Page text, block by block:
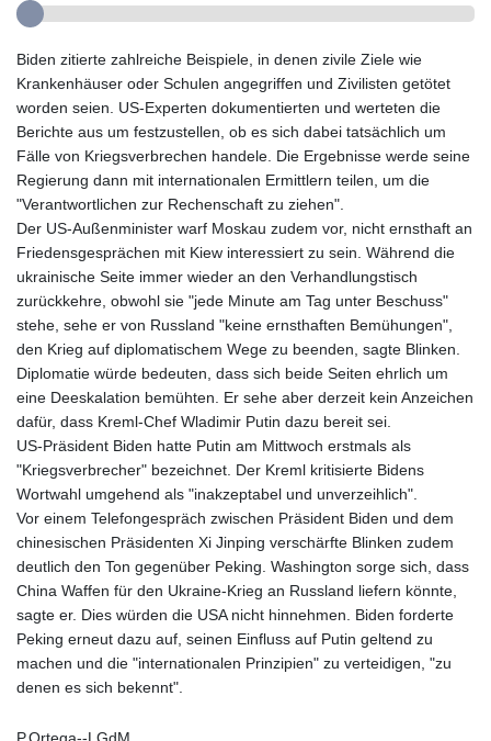
Biden zitierte zahlreiche Beispiele, in denen zivile Ziele wie
Krankenhäuser oder Schulen angegriffen und Zivilisten getötet
worden seien. US-Experten dokumentierten und werteten die
Berichte aus um festzustellen, ob es sich dabei tatsächlich um
Fälle von Kriegsverbrechen handele. Die Ergebnisse werde seine
Regierung dann mit internationalen Ermittlern teilen, um die
"Verantwortlichen zur Rechenschaft zu ziehen".
Der US-Außenminister warf Moskau zudem vor, nicht ernsthaft an
Friedensgesprächen mit Kiew interessiert zu sein. Während die
ukrainische Seite immer wieder an den Verhandlungstisch
zurückkehre, obwohl sie "jede Minute am Tag unter Beschuss"
stehe, sehe er von Russland "keine ernsthaften Bemühungen",
den Krieg auf diplomatischem Wege zu beenden, sagte Blinken.
Diplomatie würde bedeuten, dass sich beide Seiten ehrlich um
eine Deeskalation bemühten. Er sehe aber derzeit kein Anzeichen
dafür, dass Kreml-Chef Wladimir Putin dazu bereit sei.
US-Präsident Biden hatte Putin am Mittwoch erstmals als
"Kriegsverbrecher" bezeichnet. Der Kreml kritisierte Bidens
Wortwahl umgehend als "inakzeptabel und unverzeihlich".
Vor einem Telefongespräch zwischen Präsident Biden und dem
chinesischen Präsidenten Xi Jinping verschärfte Blinken zudem
deutlich den Ton gegenüber Peking. Washington sorge sich, dass
China Waffen für den Ukraine-Krieg an Russland liefern könnte,
sagte er. Dies würden die USA nicht hinnehmen. Biden forderte
Peking erneut dazu auf, seinen Einfluss auf Putin geltend zu
machen und die "internationalen Prinzipien" zu verteidigen, "zu
denen es sich bekennt".